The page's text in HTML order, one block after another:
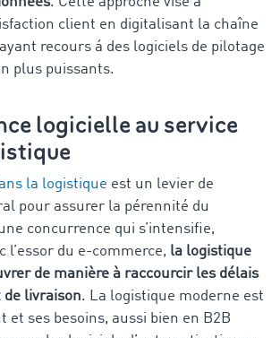
client en digitalisant la chaîne
recours á des logiciels de pilotage
plus puissants.
logicielle au service
la logistique est un levier de
pour assurer la pérennité du
concurrence qui s’intensifie,
l’essor du e-commerce, la logistique
de manière à raccourcir les délais
de livraison. La logistique moderne est
et ses besoins, aussi bien en B2B